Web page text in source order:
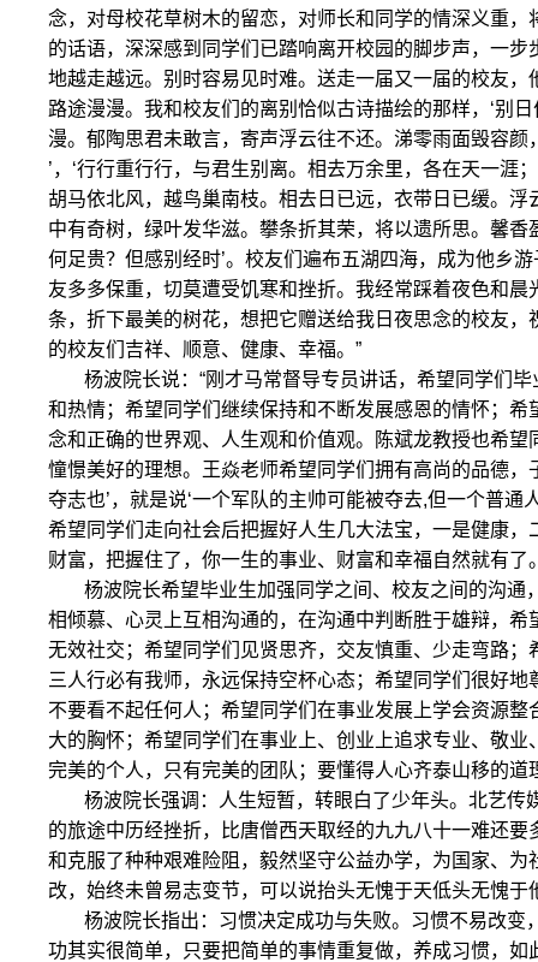
念，对母校花草树木的留恋，对师长和同学的情深义重，
的话语，深深感到同学们已踏响离开校园的脚步声，一步
地越走越远。别时容易见时难。送走一届又一届的校友，
路途漫漫。我和校友们的离别恰似古诗描绘的那样，‘别
漫。郁陶思君未敢言，寄声浮云往不还。涕零雨面毁容颜
’，‘行行重行行，与君生别离。相去万余里，各在天一涯
胡马依北风，越鸟巢南枝。相去日已远，衣带日已缓。浮
中有奇树，绿叶发华滋。攀条折其荣，将以遗所思。馨香
何足贵？但感别经时’。校友们遍布五湖四海，成为他乡
友多多保重，切莫遭受饥寒和挫折。我经常踩着夜色和晨
条，折下最美的树花，想把它赠送给我日夜思念的校友，
的校友们吉祥、顺意、健康、幸福。”
杨波院长说：“刚才马常督导专员讲话，希望同学们
和热情；希望同学们继续保持和不断发展感恩的情怀；希
念和正确的世界观、人生观和价值观。陈斌龙教授也希望
憧憬美好的理想。王焱老师希望同学们拥有高尚的品德，
夺志也’，就是说‘一个军队的主帅可能被夺去,但一个普通
希望同学们走向社会后把握好人生几大法宝，一是健康，
财富，把握住了，你一生的事业、财富和幸福自然就有了
杨波院长希望毕业生加强同学之间、校友之间的沟通
相倾慕、心灵上互相沟通的，在沟通中判断胜于雄辩，希
无效社交；希望同学们见贤思齐，交友慎重、少走弯路；
三人行必有我师，永远保持空杯心态；希望同学们很好地
不要看不起任何人；希望同学们在事业发展上学会资源整
大的胸怀；希望同学们在事业上、创业上追求专业、敬业
完美的个人，只有完美的团队；要懂得人心齐泰山移的道
杨波院长强调：人生短暂，转眼白了少年头。北艺传
的旅途中历经挫折，比唐僧西天取经的九九八十一难还要
和克服了种种艰难险阻，毅然坚守公益办学，为国家、为
改，始终未曾易志变节，可以说抬头无愧于天低头无愧于
杨波院长指出：习惯决定成功与失败。习惯不易改变
功其实很简单，只要把简单的事情重复做，养成习惯，如